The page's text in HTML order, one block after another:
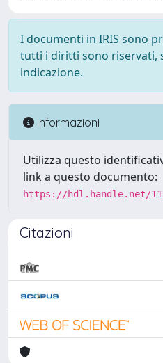
I documenti in IRIS sono
tutti i diritti sono riservati,
indicazione.
Informazioni
Utilizza questo
link a questo documento:
https://hdl.handle.net/
Citazioni